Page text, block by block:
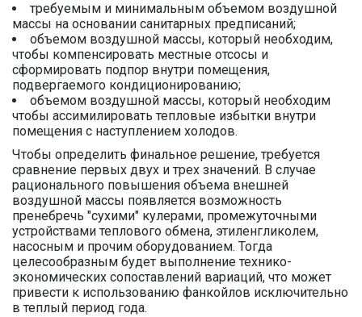
требуемым и минимальным объемом воздушной
массы на основании санитарных предписаний;
объемом воздушной массы, который необходим,
чтобы компенсировать местные отсосы и
сформировать подпор внутри помещения,
подвергаемого кондиционированию;
объемом воздушной массы, который необходим
чтобы ассимилировать тепловые избытки внутри
помещения с наступлением холодов.
Чтобы определить финальное решение, требуется
сравнение первых двух и трех значений. В случае
рационального повышения объема внешней
воздушной массы появляется возможность
пренебречь "сухими" кулерами, промежуточными
устройствами теплового обмена, этиленгликолем,
насосным и прочим оборудованием. Тогда
целесообразным будет выполнение технико-
экономических сопоставлений вариаций, что может
привести к использованию фанкойлов исключительно
в теплый период года.